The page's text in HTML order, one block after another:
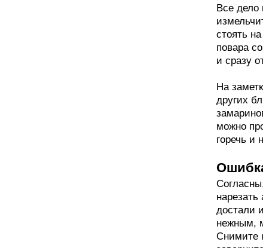
Все дело
стоять
повара
и сразу
На
других
можно
горечь и
достали
нежным,
Снимите